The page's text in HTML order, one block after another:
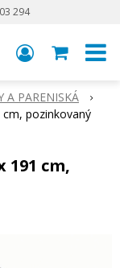
294
A PARENISKÁ
cm, pozinkovaný
191 cm,